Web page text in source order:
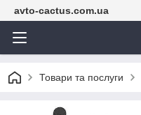
avto-cactus.com.ua
Товари та послуги